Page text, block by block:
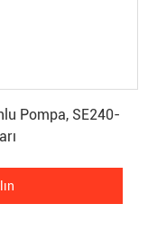
Pompa, SE240-